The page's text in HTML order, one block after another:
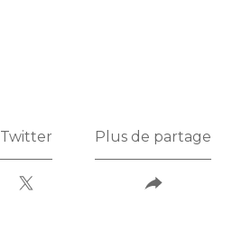
Twitter Plus de partage